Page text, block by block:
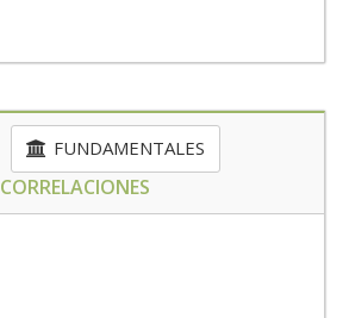
FUNDAMENTALES
CORRELACIONES